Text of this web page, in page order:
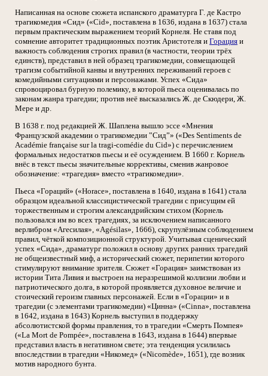
Написанная на основе сюжета испанского драматурга Г. де Кастро
трагикомедия «Сид» («Cid», поставлена в 1636, издана в 1637) стала
первым практическим выражением теорий Корнеля. Не ставя под
сомнение авторитет традиционных поэтик Аристотеля и Горация и
важность соблюдения строгих правил (в частности, теории трёх
единств), представил в ней образец трагикомедии, совмещающей
трагизм событийной канвы и внутренних переживаний героев с
комедийными ситуациями и персонажами. Успех «Сида»
спровоцировал бурную полемику, в которой пьеса оценивалась по
законам жанра трагедии; против неё высказались Ж. де Скюдери, Ж.
Мере и др.
В 1638 г. под редакцией Ж. Шаплена вышло эссе «Мнения
Французской академии о трагикомедии ‟Сид”» («Des Sentiments de
Académie française sur la tragi-comédie du Cid») с перечислением
формальных недостатков пьесы и её осуждением. В 1660 г. Корнель
внёс в текст пьесы значительные коррективы, сменив жанровое
обозначение: «трагедия» вместо «трагикомедии».
Пьеса «Гораций» («Horace», поставлена в 1640, издана в 1641) стала
образцом идеальной классицистической трагедии с присущим ей
торжественным и строгим александрийским стихом (Корнель
пользовался им во всех трагедиях, за исключением написанного
верлибром «Агесилая», «Agésilas», 1666), скрупулёзным соблюдением
правил, чёткой композиционной структурой. Учитывая сценический
успех «Сида», драматург положил в основу других ранних трагедий
не общеизвестный миф, а исторический сюжет, перипетии которого
стимулируют внимание зрителя. Сюжет «Горация» заимствован из
истории Тита Ливия и выстроен на неразрешимой коллизии любви и
патриотического долга, в которой проявляется духовное величие и
стоический героизм главных персонажей. Если в «Горации» и в
трагедии (с элементами трагикомедии) «Цинна» («Cinna», поставлена
в 1642, издана в 1643) Корнель выступил в поддержку
абсолютистской формы правления, то в трагедии «Смерть Помпея»
(«La Mort de Pompée», поставлена в 1643, издана в 1644) впервые
представил власть в негативном свете; эта тенденция усилилась
впоследствии в трагедии «Никомед» («Nicomède», 1651), где возник
мотив народного бунта.